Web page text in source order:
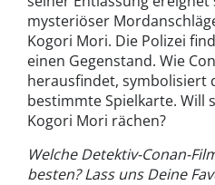
mysteriöser
Kogori Mori. Die Polizei
einen Gegenstand. Wie
herausfindet, symbolisiert
bestimmte Spielkarte. Will
Kogori Mori rächen?
WelcheDetektiv-Conan-
besten? Lass uns Deine